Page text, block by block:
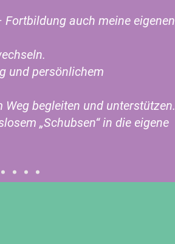
auch meine eigenen
und persönlichem
begleiten und unterstützen.
„Schubsen“ in die eigene